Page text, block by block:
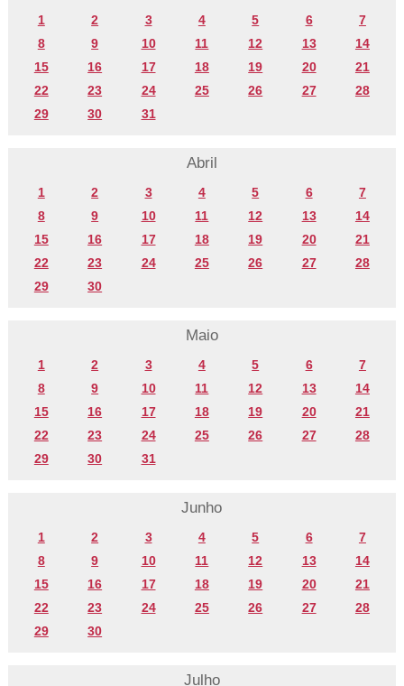
1 2 3 4 5 6
7
8
9 10 11 12 13
14
15
16 17 18 19 20
21
22
23 24 25 26 27
28
29
30 31
Abril
1 2 3 4 5 6
7
8
9 10 11 12 13
14
15
16 17 18 19 20
21
22
23 24 25 26 27
28
29
30
Maio
1 2 3 4 5 6
7
8
9 10 11 12 13
14
15
16 17 18 19 20
21
22
23 24 25 26 27
28
29
30 31
Junho
1 2 3 4 5 6
7
8
9 10 11 12 13
14
15
16 17 18 19 20
21
22
23 24 25 26 27
28
29
30
Julho